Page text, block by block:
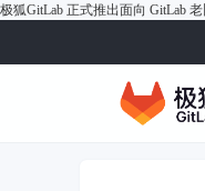
极狐GitLab 正式推出面向 GitLab